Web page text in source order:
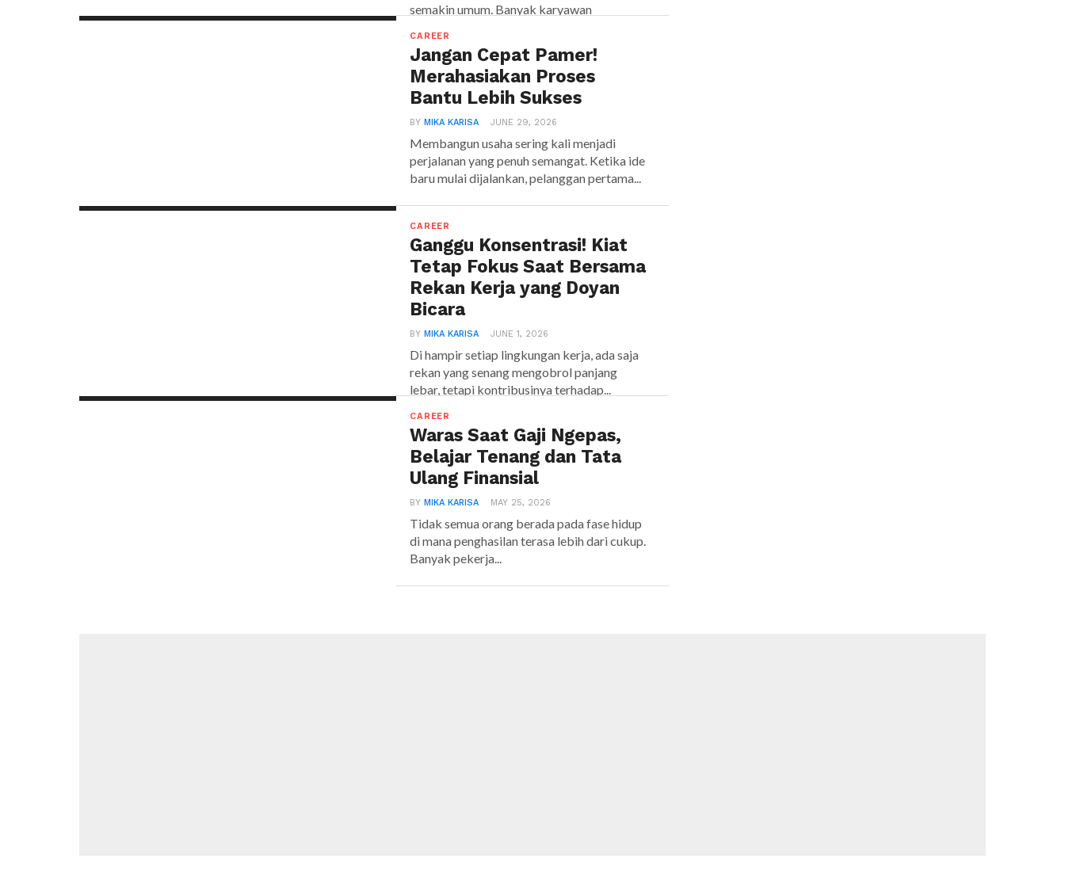
semakin umum. Banyak karyawan
CAREER
Jangan Cepat Pamer!
Merahasiakan Proses
Bantu Lebih Sukses
BYMIKA KARISA JUNE 29, 2026
Membangun usaha sering kali menjadi
perjalanan yang penuh semangat. Ketika ide
baru mulai dijalankan, pelanggan pertama...
CAREER
Ganggu Konsentrasi! Kiat
Tetap Fokus Saat Bersama
Rekan Kerja yang Doyan
Bicara
BYMIKA KARISA JUNE 1, 2026
Di hampir setiap lingkungan kerja, ada saja
rekan yang senang mengobrol panjang
lebar, tetapi kontribusinya terhadap...
CAREER
Waras Saat Gaji Ngepas,
Belajar Tenang dan Tata
Ulang Finansial
BYMIKA KARISA MAY 25, 2026
Tidak semua orang berada pada fase hidup
di mana penghasilan terasa lebih dari cukup.
Banyak pekerja...